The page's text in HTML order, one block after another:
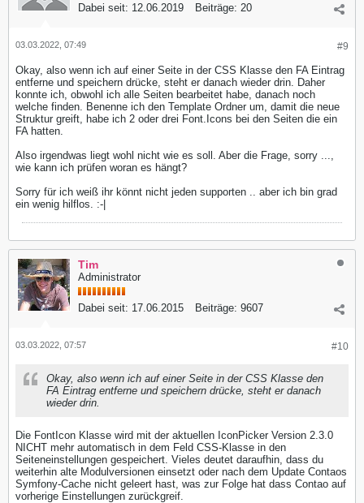
Dabei seit: 12.06.2019 Beiträge: 20
#9
03.03.2022, 07:49
Okay, also wenn ich auf einer Seite in der CSS Klasse den FA Eintrag
entferne und speichern drücke, steht er danach wieder drin. Daher
konnte ich, obwohl ich alle Seiten bearbeitet habe, danach noch
welche finden. Benenne ich den Template Ordner um, damit die neue
Struktur greift, habe ich 2 oder drei Font.Icons bei den Seiten die ein
FA hatten.
Also irgendwas liegt wohl nicht wie es soll. Aber die Frage, sorry ...,
wie kann ich prüfen woran es hängt?
Sorry für ich weiß ihr könnt nicht jeden supporten .. aber ich bin grad
ein wenig hilflos. :-|
Tim
Administrator
Dabei seit: 17.06.2015 Beiträge: 9607
#10
03.03.2022, 07:57
Okay, also wenn ich auf einer Seite in der CSS Klasse den
FA Eintrag entferne und speichern drücke, steht er danach
wieder drin.
Die FontIcon Klasse wird mit der aktuellen IconPicker Version 2.3.0
NICHT mehr automatisch in dem Feld CSS-Klasse in den
Seiteneinstellungen gespeichert. Vieles deutet daraufhin, dass du
weiterhin alte Modulversionen einsetzt oder nach dem Update Contaos
Symfony-Cache nicht geleert hast, was zur Folge hat dass Contao auf
vorherige Einstellungen zurückgreif.